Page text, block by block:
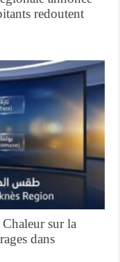
redoutent
sur la
dans